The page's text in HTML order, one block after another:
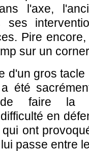
l'axe,
ses
Pire
sur un
d'un gros
été
de faire la
en
ont
passe entre